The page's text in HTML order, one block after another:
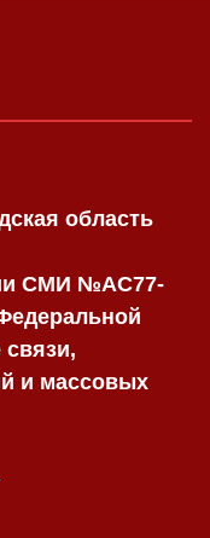
область
СМИ №AC77-
и массовых